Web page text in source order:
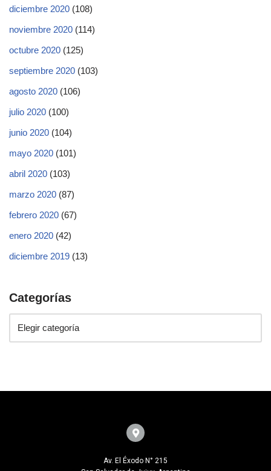
diciembre 2020 (108)
noviembre 2020 (114)
octubre 2020 (125)
septiembre 2020 (103)
agosto 2020 (106)
julio 2020 (100)
junio 2020 (104)
mayo 2020 (101)
abril 2020 (103)
marzo 2020 (87)
febrero 2020 (67)
enero 2020 (42)
diciembre 2019 (13)
Categorías
Av. El Éxodo N° 215